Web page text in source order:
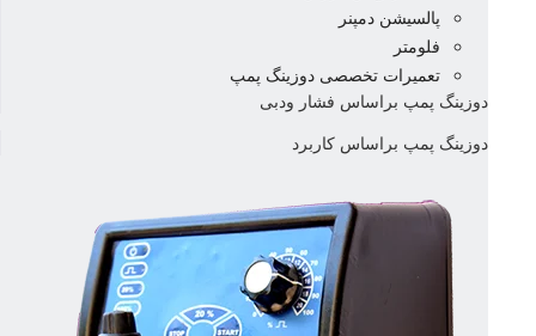
پالسیشن دمپنر
فلومتر
تعمیرات تخصصی دوزینگ پمپ
دوزینگ پمپ براساس فشار ودبی
دوزینگ پمپ براساس کاربرد